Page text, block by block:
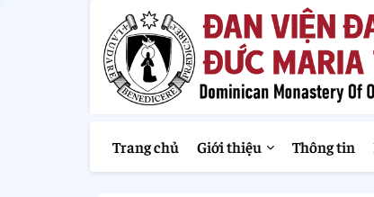
Trang chủ Giới thiệu Thông tin